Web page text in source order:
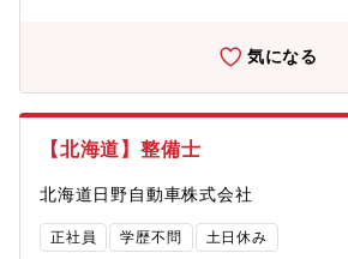
気になる
【北海道】整備士
北海道日野自動車株式会社
正社員 学歴不問 土日休み